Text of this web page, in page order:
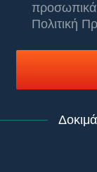
Πολιτική